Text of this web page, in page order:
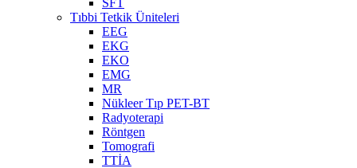
Tıbbi Tetkik Üniteleri
EEG
EKG
EKO
EMG
MR
Nükleer Tıp PET-BT
Radyoterapi
Röntgen
Tomografi
TTİA